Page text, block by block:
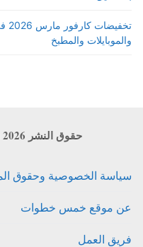
والموبايلات والمطبخ
حقوق النشر copyrights 2026 خمس خطوات
سياسة الخصوصية وحقوق
عن موقع خمس خطوات
فريق العمل